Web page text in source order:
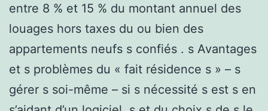
entre 8 % et 15 % du montant annuel des
louages hors taxes du ou bien des
appartements neufs s confiés . s Avantages
et s problèmes du « fait résidence s » – s
gérer s soi-même – si s nécessité s est s en